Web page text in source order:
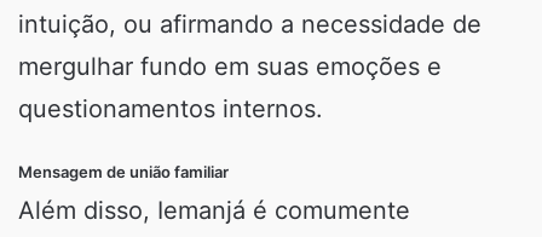
intuição, ou afirmando a necessidade de
mergulhar fundo em suas emoções e
questionamentos internos.
Mensagem de união familiar
Além disso, Iemanjá é comumente